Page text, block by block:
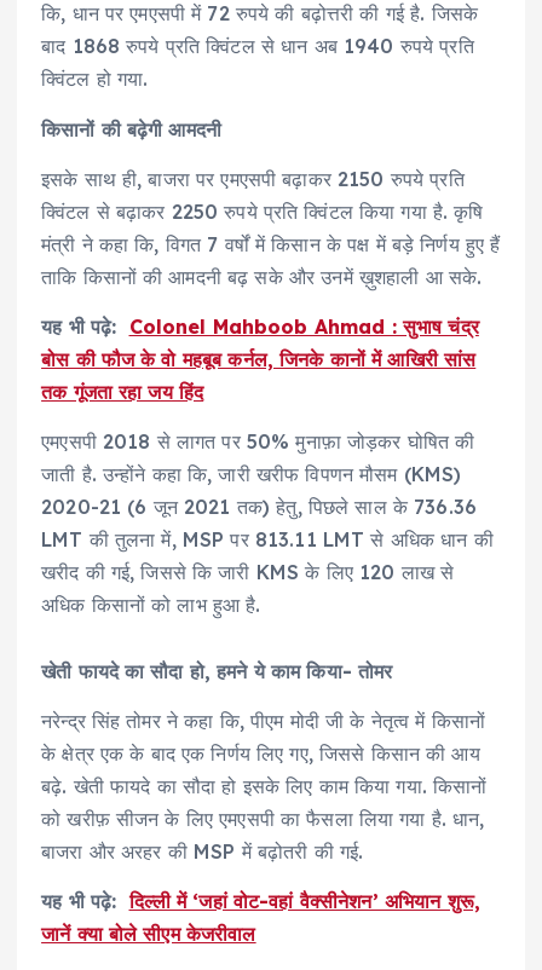
कि, धान पर एमएसपी में 72 रुपये की बढ़ोत्तरी की गई है. जिसके
बाद 1868 रुपये प्रति क्विंटल से धान अब 1940 रुपये प्रति
क्विंटल हो गया.
किसानों की बढ़ेगी आमदनी
इसके साथ ही, बाजरा पर एमएसपी बढ़ाकर 2150 रुपये प्रति
क्विंटल से बढ़ाकर 2250 रुपये प्रति क्विंटल किया गया है. कृषि
मंत्री ने कहा कि, विगत 7 वर्षों में किसान के पक्ष में बड़े निर्णय हुए हैं
ताकि किसानों की आमदनी बढ़ सके और उनमें ख़ुशहाली आ सके.
यह भी पढ़े: Colonel Mahboob Ahmad : सुभाष चंद्र
बोस की फौज के वो महबूब कर्नल, जिनके कानों में आखिरी सांस
तक गूंजता रहा जय हिंद
एमएसपी 2018 से लागत पर 50% मुनाफ़ा जोड़कर घोषित की
जाती है. उन्होंने कहा कि, जारी खरीफ विपणन मौसम (KMS)
2020-21 (6 जून 2021 तक) हेतु, पिछले साल के 736.36
LMT की तुलना में, MSP पर 813.11 LMT से अधिक धान की
खरीद की गई, जिससे कि जारी KMS के लिए 120 लाख से
अधिक किसानों को लाभ हुआ है.
खेती फायदे का सौदा हो, हमने ये काम किया- तोमर
नरेन्द्र सिंह तोमर ने कहा कि, पीएम मोदी जी के नेतृत्व में किसानों
के क्षेत्र एक के बाद एक निर्णय लिए गए, जिससे किसान की आय
बढ़े. खेती फायदे का सौदा हो इसके लिए काम किया गया. किसानों
को खरीफ़ सीजन के लिए एमएसपी का फैसला लिया गया है. धान,
बाजरा और अरहर की MSP में बढ़ोतरी की गई.
यह भी पढ़े:दिल्ली में ‘जहां वोट-वहां वैक्सीनेशन’ अभियान शुरू,
जानें क्या बोले सीएम केजरीवाल